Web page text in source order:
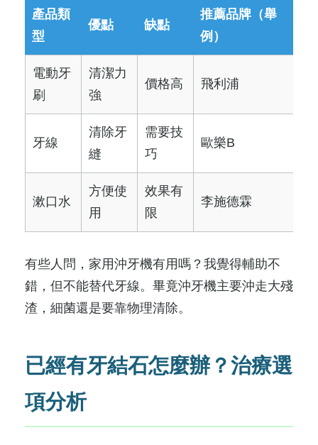
產品類
型
優點 缺點
推薦品牌（舉
例）
電動牙
刷
清潔力
強
價格高 飛利浦
牙線
清除牙
縫
需要技
巧
歐樂B
漱口水
方便使
用
效果有
限
李施德霖
有些人問，家用沖牙機有用嗎？我覺得輔助不
錯，但不能替代牙線。畢竟沖牙機主要沖走大殘
渣，細菌還是要靠物理清除。
已經有牙結石怎麼辦？治療選
項分析